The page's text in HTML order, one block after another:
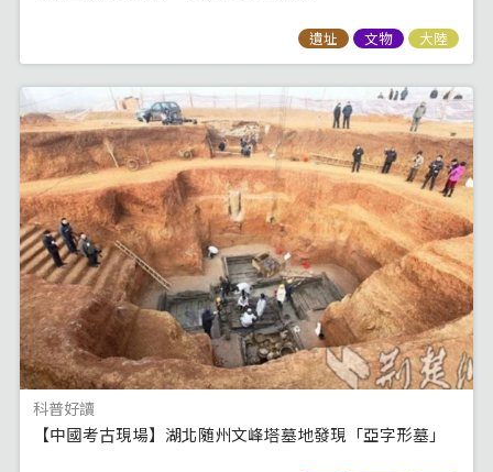
遺址 文物 大陸
科普好讀
【中國考古現場】湖北随州文峰塔墓地發現「亞字形墓」